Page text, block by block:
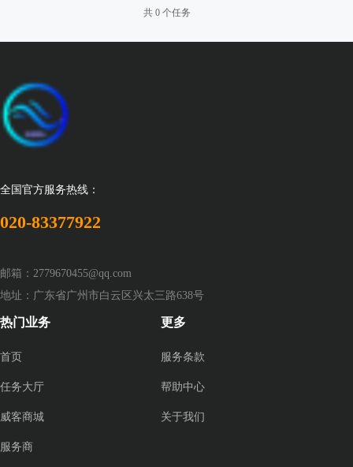
共 0 个任务
全国官方服务热线：
020-83377922
邮箱：2779670455@qq.com
地址：广东省广州市白云区兴太三路638号
热门业务
首页
任务大厅
威客商城
服务商
更多
服务条款
帮助中心
关于我们